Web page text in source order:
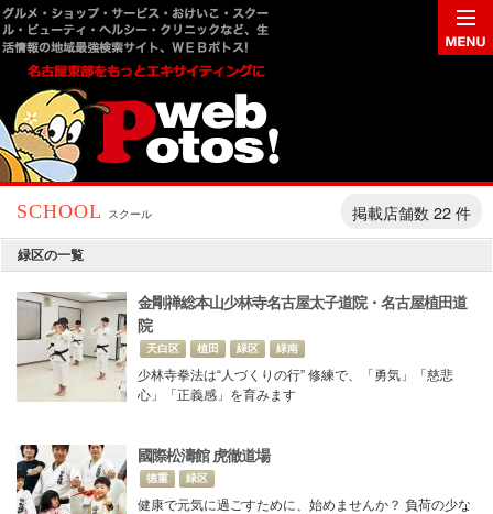
SCHOOL スクール 掲載店舗数 22 件
緑区の一覧
金剛禅総本山少林寺名古屋太子道院・名古屋植田道
院
天白区 植田 緑区 緑南
少林寺拳法は“人づくりの行” 修練で、「勇気」「慈悲
心」「正義感」を育みます
國際松濤館 虎徹道場
徳重 緑区
健康で元気に過ごすために、始めませんか？ 負荷の少な